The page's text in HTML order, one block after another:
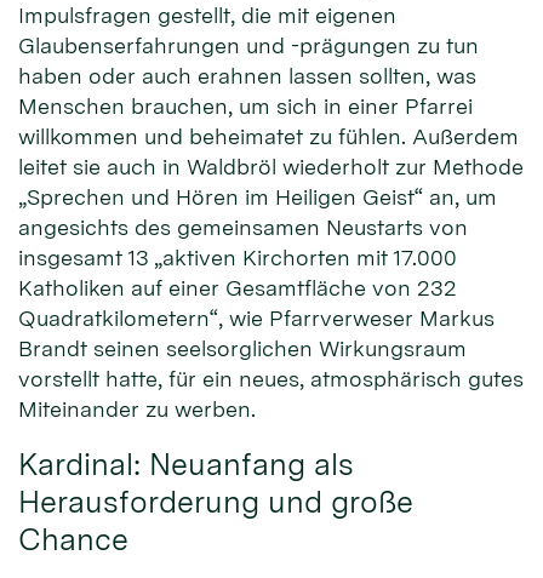
Impulsfragen gestellt, die mit eigenen
Glaubenserfahrungen und -prägungen zu tun
haben oder auch erahnen lassen sollten, was
Menschen brauchen, um sich in einer Pfarrei
willkommen und beheimatet zu fühlen. Außerdem
leitet sie auch in Waldbröl wiederholt zur Methode
„Sprechen und Hören im Heiligen Geist“ an, um
angesichts des gemeinsamen Neustarts von
insgesamt 13 „aktiven Kirchorten mit 17.000
Katholiken auf einer Gesamtfläche von 232
Quadratkilometern“, wie Pfarrverweser Markus
Brandt seinen seelsorglichen Wirkungsraum
vorstellt hatte, für ein neues, atmosphärisch gutes
Miteinander zu werben.
Kardinal: Neuanfang als
Herausforderung und große
Chance